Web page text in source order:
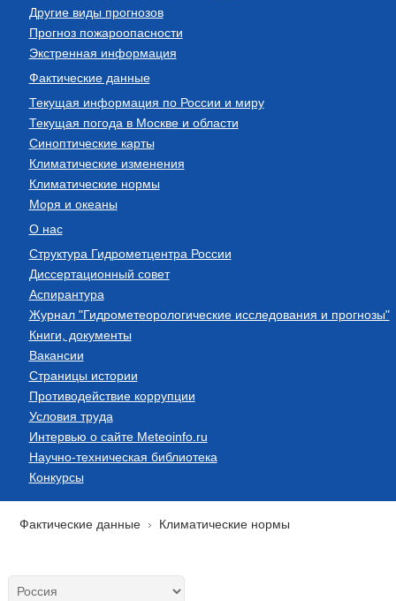
Другие виды прогнозов
Прогноз пожароопасности
Экстренная информация
Фактические данные
Текущая информация по России и миру
Текущая погода в Москве и области
Синоптические карты
Климатические изменения
Климатические нормы
Моря и океаны
О нас
Структура Гидрометцентра России
Диссертационный совет
Аспирантура
Журнал "Гидрометеорологические исследования и прогнозы"
Книги, документы
Вакансии
Страницы истории
Противодействие коррупции
Условия труда
Интервью о сайте Meteoinfo.ru
Научно-техническая библиотека
Конкурсы
Фактические данные Климатические нормы